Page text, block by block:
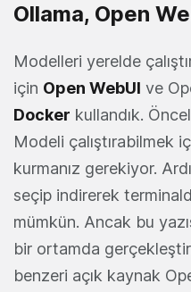
Ollama, Open
Modelleri yerelde
için Open WebUI ve
Docker kullandık.
Modeli çalıştırabilmek
kurmanız gerekiyor.
seçip indirerek
mümkün. Ancak bu
bir ortamda
benzeri açık kaynak